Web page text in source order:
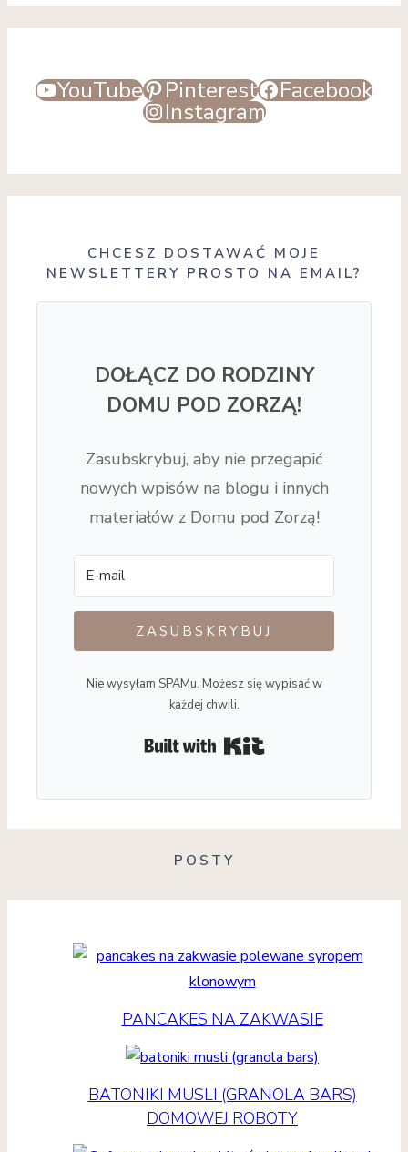
YouTube Pinterest Facebook
Instagram
CHCESZ DOSTAWAĆ MOJE
NEWSLETTERY PROSTO NA EMAIL?
DOŁĄCZ DO RODZINY
DOMU POD ZORZĄ!
Zasubskrybuj, aby nie przegapić
nowych wpisów na blogu i innych
materiałów z Domu pod Zorzą!
ZASUBSKRYBUJ
Nie wysyłam SPAMu. Możesz się wypisać w
każdej chwili.
POSTY
PANCAKES NA ZAKWASIE
BATONIKI MUSLI (GRANOLA BARS)
DOMOWEJ ROBOTY